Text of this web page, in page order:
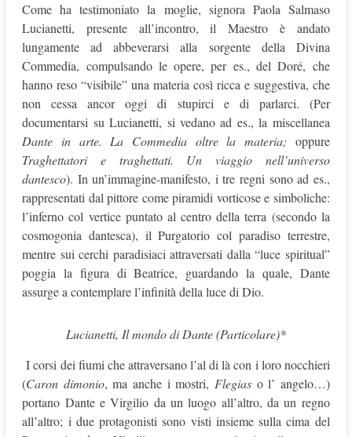
Come ha testimoniato la moglie, signora Paola Salmaso
Lucianetti, presente all’incontro, il Maestro è andato
lungamente ad abbeverarsi alla sorgente della Divina
Commedia, compulsando le opere, per es., del Doré, che
hanno reso “visibile” una materia così ricca e suggestiva, che
non cessa ancor oggi di stupirci e di parlarci. (Per
documentarsi su Lucianetti, si vedano ad es., la miscellanea
Dante in arte. La Commedia oltre la materia; oppure
Traghettatori e traghettati. Un viaggio nell’universo
dantesco). In un’immagine-manifesto, i tre regni sono ad es.,
rappresentati dal pittore come piramidi vorticose e simboliche:
l’inferno col vertice puntato al centro della terra (secondo la
cosmogonia dantesca), il Purgatorio col paradiso terrestre,
mentre sui cerchi paradisiaci attraversati dalla “luce spiritual”
poggia la figura di Beatrice, guardando la quale, Dante
assurge a contemplare l’infinità della luce di Dio.
Lucianetti, Il mondo di Dante (Particolare)*
I corsi dei fiumi che attraversano l’al di là con i loro nocchieri
(Caron dimonio, ma anche i mostri, Flegiaso l’ angelo…)
portano Dante e Virgilio da un luogo all’altro, da un regno
all’altro; i due protagonisti sono visti insieme sulla cima del